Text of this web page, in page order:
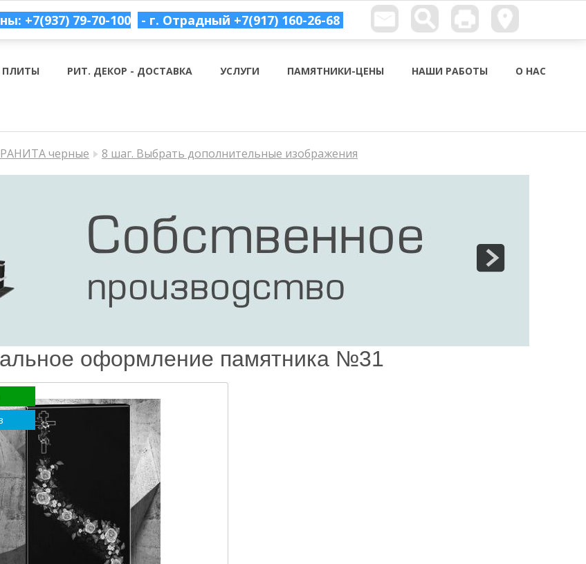
+7(937) 79-70-100 - г. Отрадный +7(917) 160-26-68
ПЛИТЫ РИТ. ДЕКОР - ДОСТАВКА УСЛУГИ ПАМЯТНИКИ-ЦЕНЫ НАШИ РАБОТЫ О НАС
черные 8 шаг. Выбрать дополнительные изображения
оформление памятника №31